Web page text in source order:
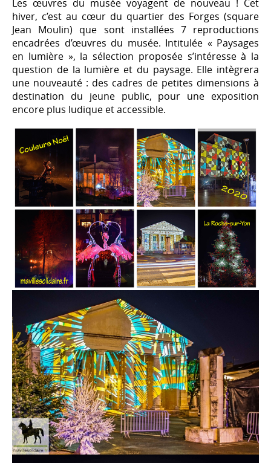
Les œuvres du musée voyagent de nouveau ! Cet
hiver, c’est au cœur du quartier des Forges (square
Jean Moulin) que sont installées 7 reproductions
encadrées d’œuvres du musée. Intitulée « Paysages
en lumière », la sélection proposée s’intéresse à la
question de la lumière et du paysage. Elle intègrera
une nouveauté : des cadres de petites dimensions à
destination du jeune public, pour une exposition
encore plus ludique et accessible.